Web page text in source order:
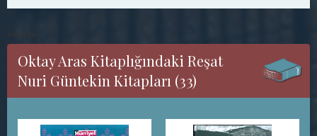
Oktay Aras Kitaplığındaki Reşat
Nuri Güntekin Kitapları (33)